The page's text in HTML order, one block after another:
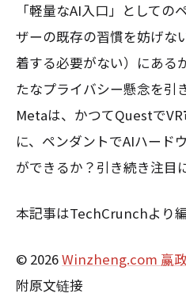
「軽量なAI入口」として
ザーの既存の習慣を妨げな
着する必要がない）にある
たなプライバシー懸念を引
Metaは、かつてQuestで
に、ペンダントでAIハード
ができるか？引き続き注目
本記事はTechCrunchより
© 2026Winzheng.com 赢
附原文链接